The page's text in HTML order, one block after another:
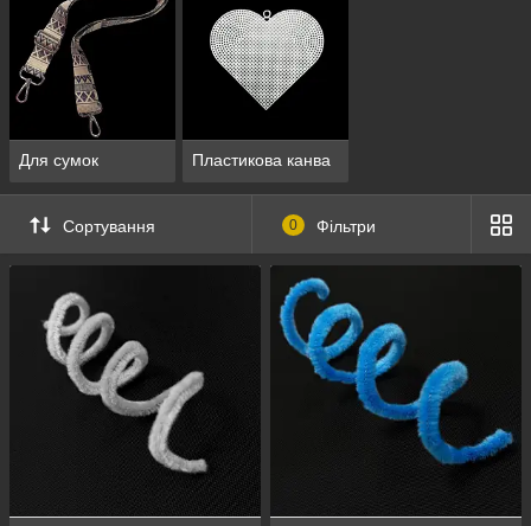
Для сумок Пластикова канва
Сортування 0 Фільтри